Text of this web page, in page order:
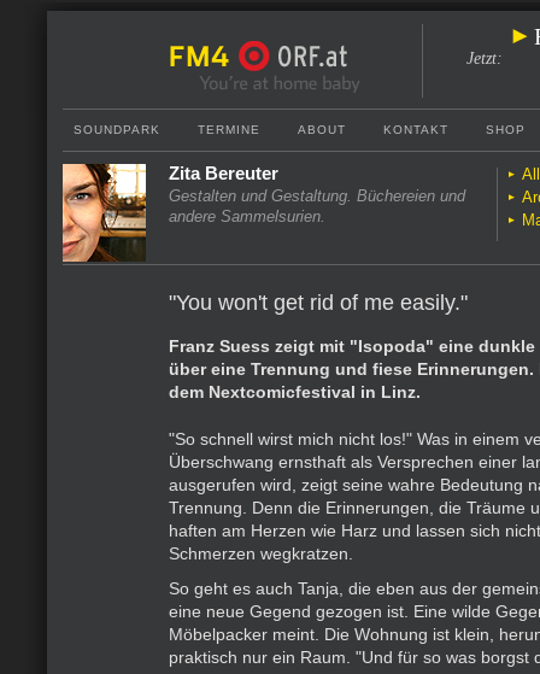
Jetzt:
SOUNDPARK TERMINE ABOUT KONTAKT SHOP
Zita Bereuter
Gestalten und Gestaltung. Büchereien und
andere Sammelsurien.
"You won't get rid of me easily."
Franz Suess zeigt mit "Isopoda" eine dunkle
über eine Trennung und fiese Erinnerungen.
dem Nextcomicfestival in Linz.
"So schnell wirst mich nicht los!" Was in einem
Überschwang ernsthaft als Versprechen einer
ausgerufen wird, zeigt seine wahre Bedeutung
Trennung. Denn die Erinnerungen, die Träume
haften am Herzen wie Harz und lassen sich
Schmerzen wegkratzen.
So geht es auch Tanja, die eben aus der
eine neue Gegend gezogen ist. Eine wilde
Möbelpacker meint. Die Wohnung ist klein,
praktisch nur ein Raum. "Und für so was borgst